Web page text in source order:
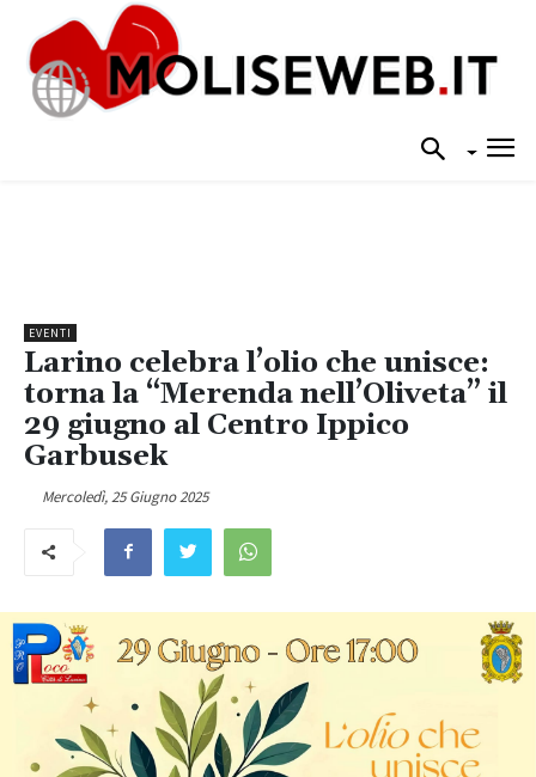
EVENTI
Larino celebra l’olio che unisce:
torna la “Merenda nell’Oliveta” il
29 giugno al Centro Ippico
Garbusek
Mercoledì, 25 Giugno 2025